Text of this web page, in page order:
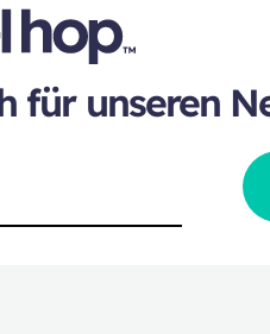
für unseren